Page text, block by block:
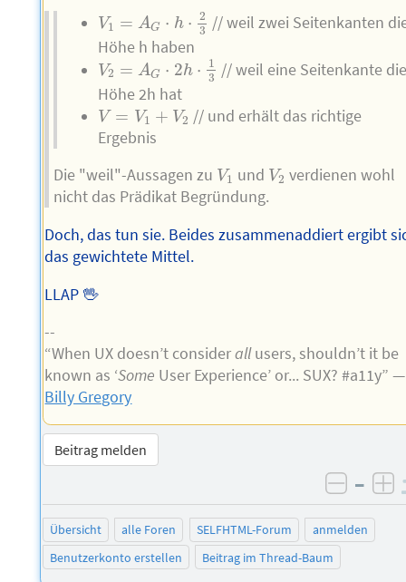
V1 = AG ⋅ h ⋅ 2
3
V1 ⋅h 3
// weil zwei Seitenkanten
Höhe h haben
V2 = AG ⋅ 2h ⋅
1
3
V2=AG⋅2h⋅13
// weil eine Seitenkante
Höhe 2h hat
V = V1 + V2
V= +V
// und erhält das richtige
Ergebnis
Die "weil"-Aussagen zu V1
V1 und V2
V2 verdienen wohl
nicht das Prädikat Begründung.
Doch, das tun sie. Beides zusammenaddiert ergibt
das gewichtete Mittel.
LLAP 🖖
--
“When UX doesn’t considerallusers, shouldn’t it be
known as ‘Some User Experience’ or... SUX? #a11y” —
Billy Gregory
Beitrag melden
–
Übersicht alle Foren SELFHTML-Forum
anmelden
Benutzerkonto erstellen
Beitrag im Thread-Baum